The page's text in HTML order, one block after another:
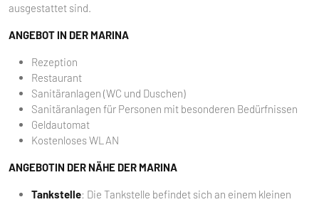
ausgestattet sind.
ANGEBOT IN DER MARINA
Rezeption
Restaurant
Sanitäranlagen (WC und Duschen)
Sanitäranlagen für Personen mit besonderen Bedürfnissen
Geldautomat
Kostenloses WLAN
ANGEBOTIN DER NÄHE DER MARINA
Tankstelle: Die Tankstelle befindet sich an einem kleinen